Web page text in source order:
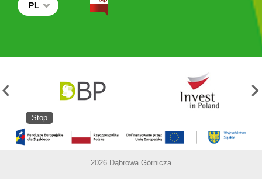
PL
Stop
2026 Dąbrowa Górnicza